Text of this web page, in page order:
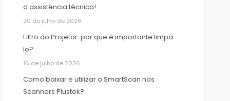
a assistência técnica!
20 de julho de 2026
Filtro do Projetor: por que é importante limpá-
lo?
16 de julho de 2026
Como baixar e utilizar o SmartScan nos
Scanners Plustek?